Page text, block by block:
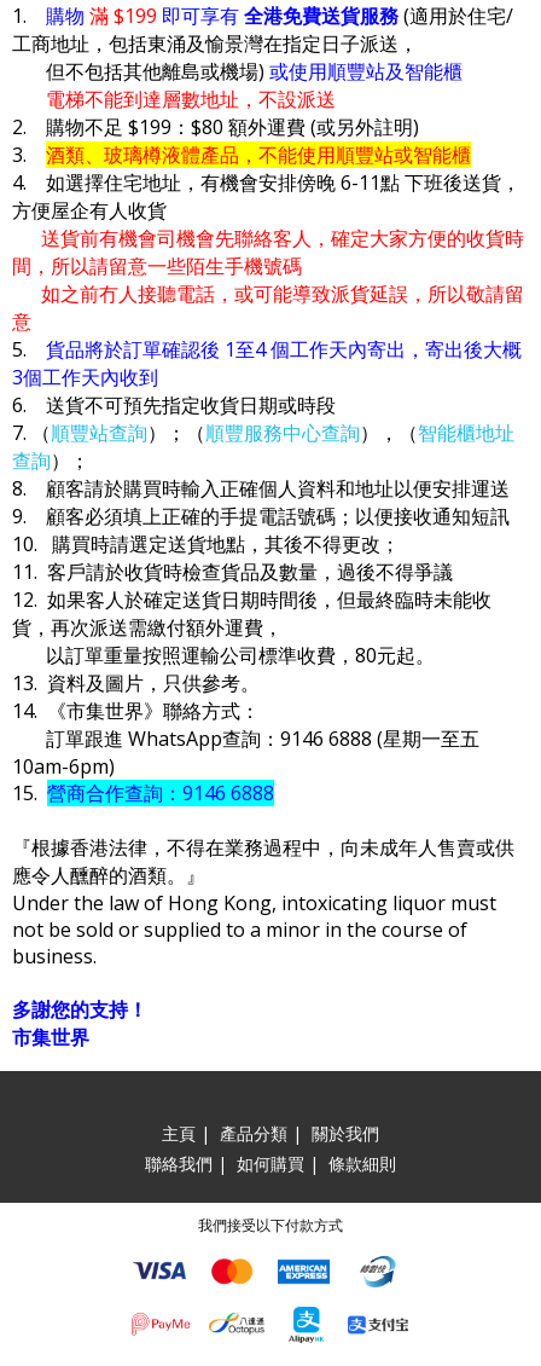
1. 購物 滿 $199 即可享有全港免費送貨服務(適用於住宅/
工商地址，包括東涌及愉景灣在指定日子派送，
但不包括其他離島或機場) 或使用順豐站及智能櫃
電梯不能到達層數地址，不設派送
2. 購物不足 $199：$80 額外運費 (或另外註明)
3. 酒類、玻璃樽液體產品，不能使用順豐站或智能櫃
4. 如選擇住宅地址，有機會安排傍晚 6-11點 下班後送貨，
方便屋企有人收貨
送貨前有機會司機會先聯絡客人，確定大家方便的收貨時
間，所以請留意一些陌生手機號碼
如之前冇人接聽電話，或可能導致派貨延誤，所以敬請留
意
5. 貨品將於訂單確認後 1至4 個工作天內寄出，寄出後大概
3個工作天內收到
6. 送貨不可預先指定收貨日期或時段
7. （順豐站查詢）；（順豐服務中心查詢），（智能櫃地址
查詢）；
8. 顧客請於購買時輸入正確個人資料和地址以便安排運送
9. 顧客必須填上正確的手提電話號碼；以便接收通知短訊
10. 購買時請選定送貨地點，其後不得更改；
11. 客戶請於收貨時檢查貨品及數量，過後不得爭議
12. 如果客人於確定送貨日期時間後，但最終臨時未能收
貨，再次派送需繳付額外運費，
以訂單重量按照運輸公司標準收費，80元起。
13. 資料及圖片，只供參考。
14. 《市集世界》聯絡方式：
訂單跟進 WhatsApp查詢：9146 6888 (星期一至五
10am-6pm)
15. 營商合作查詢：9146 6888
『根據香港法律，不得在業務過程中，向未成年人售賣或供
應令人醺醉的酒類。』
Under the law of Hong Kong, intoxicating liquor must
not be sold or supplied to a minor in the course of
business.
多謝您的支持！
市集世界
主頁 | 產品分類 | 關於我們
聯絡我們 | 如何購買 | 條款細則
我們接受以下付款方式